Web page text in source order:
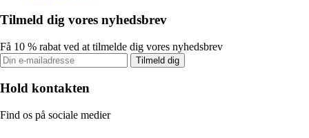
Tilmeld dig vores nyhedsbrev
Få 10 % rabat ved at tilmelde dig vores nyhedsbrev
Tilmeld dig
Hold kontakten
Find os på sociale medier